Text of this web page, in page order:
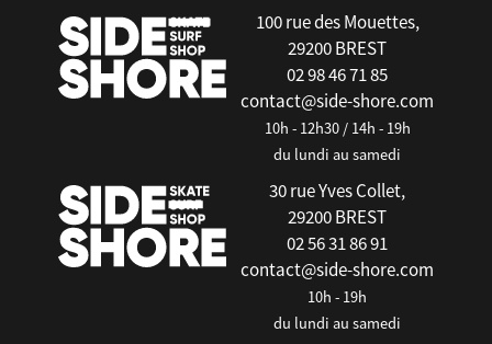
100 rue des Mouettes,
29200 BREST
02 98 46 71 85
contact@side-shore.com
10h - 12h30 / 14h - 19h
du lundi au samedi
30 rue Yves Collet,
29200 BREST
02 56 31 86 91
contact@side-shore.com
10h - 19h
du lundi au samedi